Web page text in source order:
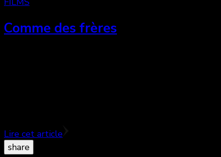
Comme des frères
Lire cet article
share